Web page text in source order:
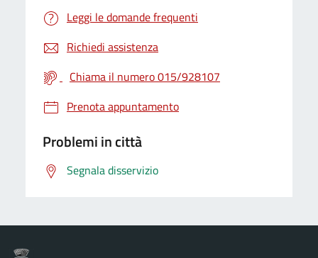
Leggi le domande frequenti
Richiedi assistenza
Chiama il numero 015/928107
Prenota appuntamento
Problemi in città
Segnala disservizio